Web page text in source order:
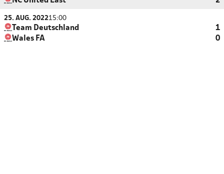
25. AUG. 202215:00
Team Deutschland
1
Wales FA
0